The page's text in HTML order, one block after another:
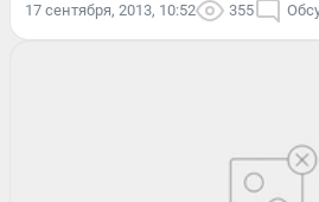
17 сентября, 2013, 10:52 355